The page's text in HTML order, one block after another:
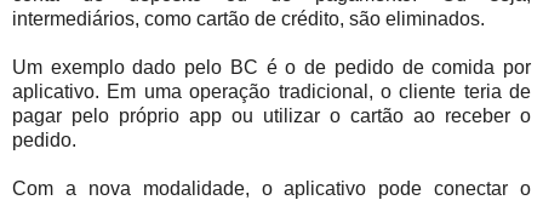
intermediários, como cartão de crédito, são eliminados.
Um exemplo dado pelo BC é o de pedido de comida por
aplicativo. Em uma operação tradicional, o cliente teria de
pagar pelo próprio app ou utilizar o cartão ao receber o
pedido.
Com a nova modalidade, o aplicativo pode conectar o